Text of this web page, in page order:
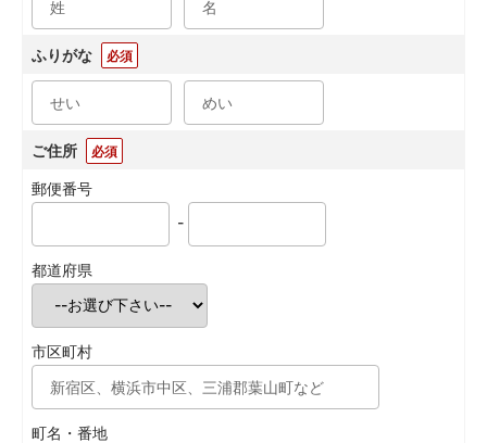
ふりがな 必須
ご住所 必須
郵便番号
-
都道府県
市区町村
町名・番地